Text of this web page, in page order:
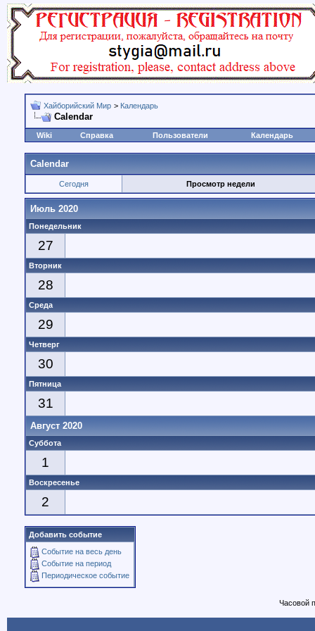
Хайборийский Мир > Календарь
Calendar
Wiki Справка Пользователи Календарь
Calendar
Сегодня Просмотр недели
Июль 2020
Понедельник
27
Вторник
28
Среда
29
Четверг
30
Пятница
31
Август 2020
Суббота
1
Воскресенье
2
Добавить событие
Событие на весь день
Событие на период
Периодическое событие
Часовой